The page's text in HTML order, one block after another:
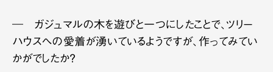
― ガジュマルの木を遊びと一つにしたことで、ツリー
ハウスへの愛着が湧いているようですが、作ってみてい
かがでしたか？